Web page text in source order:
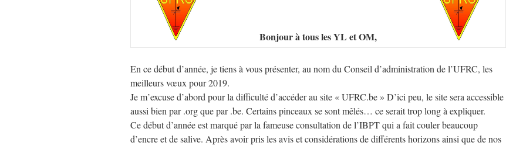
Bonjour à tous les YL et OM,
En ce début d’année, je tiens à vous présenter, au nom du Conseil d’administration de l’UFRC, les
meilleurs vœux pour 2019.
Je m’excuse d’abord pour la difficulté d’accéder au site « UFRC.be » D’ici peu, le site sera accessible
aussi bien par .org que par .be. Certains pinceaux se sont mêlés… ce serait trop long à expliquer.
Ce début d’année est marqué par la fameuse consultation de l’IBPT qui a fait couler beaucoup
d’encre et de salive. Après avoir pris les avis et considérations de différents horizons ainsi que de nos